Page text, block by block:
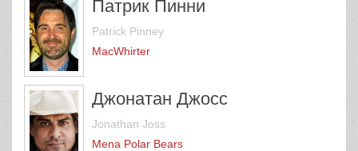
Патрик Пинни
Patrick Pinney
MacWhirter
Джонатан Джосс
Jonathan Joss
Mena Polar Bears